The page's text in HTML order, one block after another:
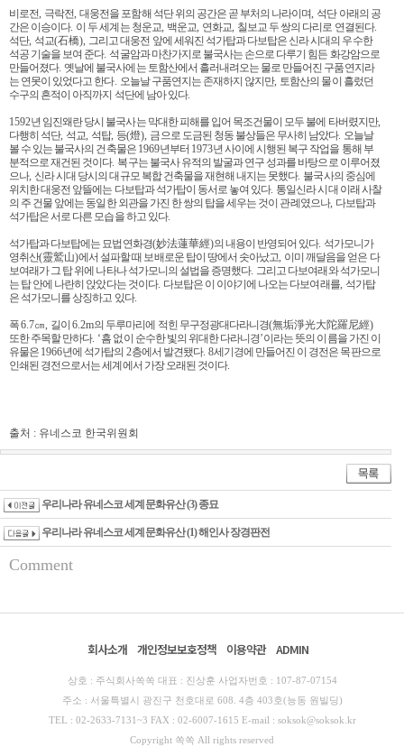
비로전, 극락전,대웅전을 포함해 석단 위의 공간은 곧 부처의 나라이며, 석단 아래의 공
간은 이승이다. 이 두 세계는 청운교, 백운교, 연화교, 칠보교 두 쌍의 다리로 연결된다.
석단, 석교(石橋), 그리고 대웅전 앞에 세워진 석가탑과 다보탑은 신라 시대의 우수한
석공 기술을 보여 준다. 석굴암과 마찬가지로 불국사는 손으로 다루기 힘든 화강암으로
만들어졌다.옛날에 불국사에는 토함산에서 흘러내려오는 물로 만들어진 구품연지라
는 연못이 있었다고 한다. 오늘날 구품연지는 존재하지 않지만, 토함산의 물이 흘렀던
수구의 흔적이 아직까지 석단에 남아 있다.
1592년 임진왜란 당시 불국사는 막대한 피해를 입어 목조건물이 모두 불에 타버렸지만,
다행히 석단, 석교, 석탑, 등(燈), 금으로 도금된 청동 불상들은 무사히 남았다. 오늘날
볼 수 있는 불국사의 건축물은 1969년부터 1973년 사이에 시행된 복구 작업을 통해 부
분적으로 재건된 것이다. 복구는 불국사 유적의 발굴과 연구 성과를 바탕으로 이루어졌
으나, 신라 시대 당시의 대규모 복합 건축물을 재현해 내지는 못했다. 불국사의 중심에
위치한 대웅전 앞뜰에는 다보탑과 석가탑이 동서로 놓여 있다. 통일신라 시대 이래 사찰
의 주 건물 앞에는 동일한 외관을 가진 한 쌍의 탑을 세우는 것이 관례였으나, 다보탑과
석가탑은 서로 다른 모습을 하고 있다.
석가탑과 다보탑에는 묘법연화경(妙法蓮華經)의 내용이 반영되어 있다. 석가모니가
영취산(靈鷲山)에서 설파할 때 보배로운 탑이 땅에서 솟아났고, 이미 깨달음을 얻은 다
보여래가 그 탑 위에 나타나 석가모니의 설법을 증명했다. 그리고 다보여래와 석가모니
는 탑 안에 나란히 앉았다는 것이다. 다보탑은 이 이야기에 나오는 다보여래를, 석가탑
은 석가모니를 상징하고 있다.
폭6.7㎝, 길이6.2m의 두루마리에 적힌 무구정광대다라니경(無垢淨光大陀羅尼經)
또한 주목할 만하다. ‘흠 없이 순수한 빛의 위대한 다라니경’이라는 뜻의 이름을 가진 이
유물은 1966년에 석가탑의 2층에서 발견됐다. 8세기경에 만들어진 이 경전은 목판으로
인쇄된 경전으로서는 세계에서 가장 오래된 것이다.
출처 : 유네스코 한국위원회
우리나라 유네스코 세계문화유산 (3) 종묘
우리나라 유네스코 세계문화유산 (1) 해인사 장경판전
Comment
회사소개 개인정보보호정책 이용약관 ADMIN
상호 : 주식회사쏙쏙 대표 : 진상훈 사업자번호 : 107-87-07154
주소 : 서울특별시 광진구 천호대로 608. 4층 403호(능동 원빌딩)
TEL : 02-2633-7131~3 FAX : 02-6007-1615 E-mail : soksok@soksok.kr
Copyright 쏙쏙 All rights reserved